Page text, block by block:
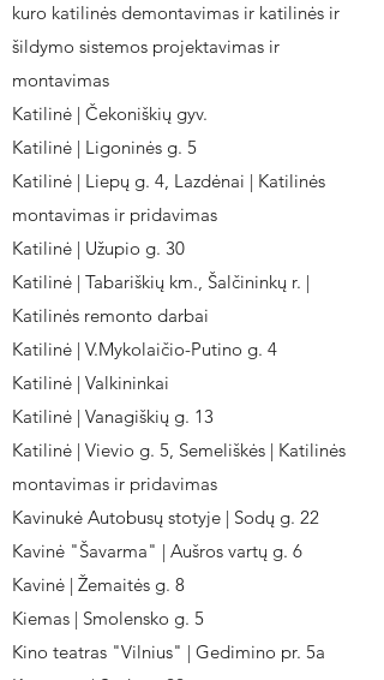
kuro katilinės demontavimas ir katilinės ir
šildymo sistemos projektavimas ir
montavimas
Katilinė | Čekoniškių gyv.
Katilinė | Ligoninės g. 5
Katilinė | Liepų g. 4, Lazdėnai | Katilinės
montavimas ir pridavimas
Katilinė | Užupio g. 30
Katilinė | Tabariškių km., Šalčininkų r. |
Katilinės remonto darbai
Katilinė | V.Mykolaičio-Putino g. 4
Katilinė | Valkininkai
Katilinė | Vanagiškių g. 13
Katilinė | Vievio g. 5, Semeliškės | Katilinės
montavimas ir pridavimas
Kavinukė Autobusų stotyje | Sodų g. 22
Kavinė "Šavarma" | Aušros vartų g. 6
Kavinė | Žemaitės g. 8
Kiemas | Smolensko g. 5
Kino teatras "Vilnius" | Gedimino pr. 5a